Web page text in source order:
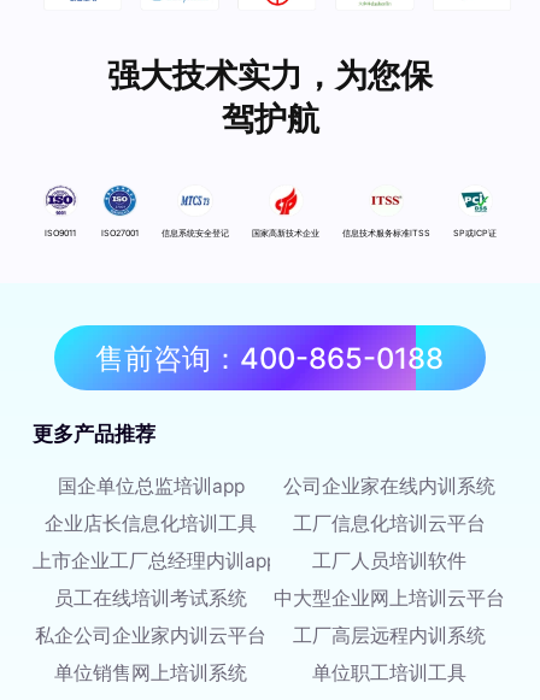
强大技术实力，为您保
驾护航
ISO9011 ISO27001 信息系统安全登记 国家高新技术企业 信息技术服务标准ITSS SP或ICP证
售前咨询：400-865-0188
更多产品推荐
国企单位总监培训app
公司企业家在线内训系统
企业店长信息化培训工具
工厂信息化培训云平台
上市企业工厂总经理内训app
工厂人员培训软件
员工在线培训考试系统
中大型企业网上培训云平台
私企公司企业家内训云平台
工厂高层远程内训系统
单位销售网上培训系统
单位职工培训工具